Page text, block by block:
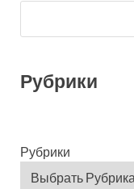
Рубрики
Рубрики